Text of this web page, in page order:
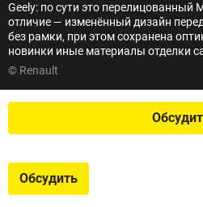
Geely: по сути это перелицованный
отличие — изменённый дизайн
без рамки, при этом сохранена
новинки иные материалы отделки
© Renault
Обсудить